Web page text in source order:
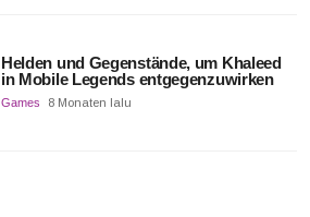
Helden und Gegenstände, um Khaleed
in Mobile Legends entgegenzuwirken
Games 8 Monaten lalu